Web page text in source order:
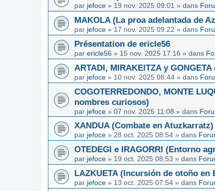
par jefoce » 19 nov. 2025 09:01 » dans
MAKOLA (La proa adelantada de
par jefoce » 17 nov. 2025 09:22 » dans
Présentation de ericle56
par ericle56 » 15 nov. 2025 17:16 » dans
ARTADI, MIRAKEITZA y
par jefoce » 10 nov. 2025 08:44 » dans
COGOTERREDONDO, MONTE
nombres curiosos)
par jefoce » 07 nov. 2025 11:08 » dans
XANDUA (Combate en Atuzkarratz)
par jefoce » 28 oct. 2025 08:54 » dans
OTEDEGI e IRAGORRI (Entorno
par jefoce » 19 oct. 2025 08:53 » dans
LAZKUETA (Incursión de otoño en
par jefoce » 13 oct. 2025 07:54 » dans